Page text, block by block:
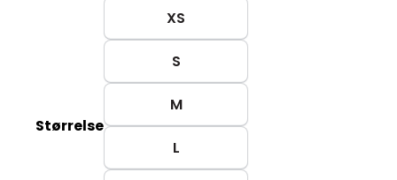
Størrelse
XS
S
M
L